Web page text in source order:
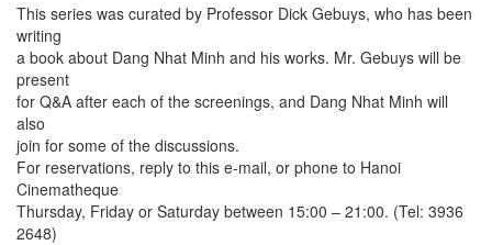
This series was curated by Professor Dick Gebuys, who has been
writing
a book about Dang Nhat Minh and his works. Mr. Gebuys will be
present
for Q&A after each of the screenings, and Dang Nhat Minh will
also
join for some of the discussions.
For reservations, reply to this e-mail, or phone to Hanoi
Cinematheque
Thursday, Friday or Saturday between 15:00 – 21:00. (Tel: 3936
2648)